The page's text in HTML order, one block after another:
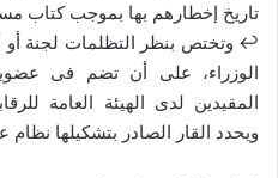
تاريخ إخطارهم بها بموجب
↩ وتختص بنظر التظلمات لجنة
الوزراء، على أن تضم فى
المقيدين لدى الهيئة العامة
ويحدد القار الصادر بتشكيلها نظام